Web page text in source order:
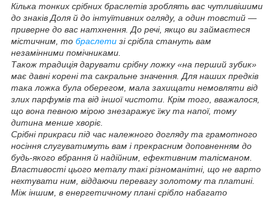
Кілька тонких срібних браслетів зроблять вас чутливішими
до знаків Доля й до інтуїтивних огляду, а один товстий —
приверне до вас натхнення. До речі, якщо ви займаєтеся
містичним, то браслети зі срібла стануть вам
незамінними помічниками.
Також традиція дарувати срібну ложку «на перший зубик»
має давні корені та сакральне значення. Для наших предків
така ложка була оберегом, мала захищати немовляти від
злих парфумів та від іншої чистоти. Крім того, вважалося,
що вона певною мірою знезаражує їжу та напої, тому
дитина менше хворіє.
Срібні прикраси під час належного догляду та грамотного
носіння слугуватимуть вам і прекрасним доповненням до
будь-якого вбрання й надійним, ефективним талісманом.
Властивості цього металу такі різноманітні, що не варто
нехтувати ним, віддаючи перевагу золотому та платині.
Між іншим, в енергетичному плані срібло набагато